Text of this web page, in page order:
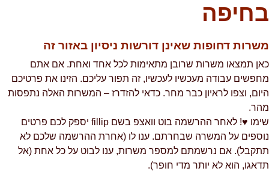
בחיפה
משרות דחופות שאינן דורשות ניסיון באזור זה
כאן תמצאו משרות שרובן מתאימות לכל אחד ואחת. אם אתם
מחפשים עבודה מעכשיו לעכשיו, זה תפור עליכם. הזינו את פרטיכם
היום, וצפו לראיון כבר מחר. כדאי להזדרז – המשרות האלה נתפסות
מהר.
שימו ♥! לאחר ההרשמה בוט וואצפ בשם fillip יספק לכם פרטים
נוספים על המשרה שבחרתם. ענו לו (אחרת ההרשמה שלכם לא
תתקבל). אם נרשמתם למספר משרות, ענו לבוט על כל אחת (אל
תדאגו, הוא לא יותר מדי חופר).